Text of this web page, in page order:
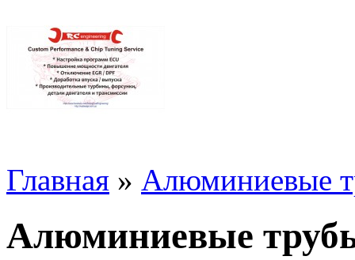
Главная » Алюминиевые
Алюминиевые